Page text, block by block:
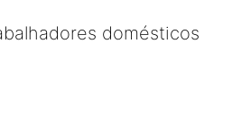
domésticos